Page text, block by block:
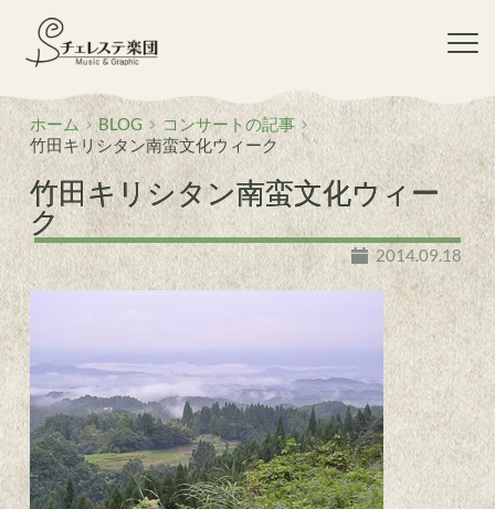
ツ
へ
ス
ッ
プ
ホーム BLOG
コンサートの記事
竹田キリシタン南蛮文化ウィーク
竹田キリシタン南蛮文化ウィー
ク
2014.09.18